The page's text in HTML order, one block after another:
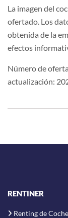
La imagen del
ofertado. Los
obtenida de la
efectos
Número de
actualización:
RENTINER
Renting de